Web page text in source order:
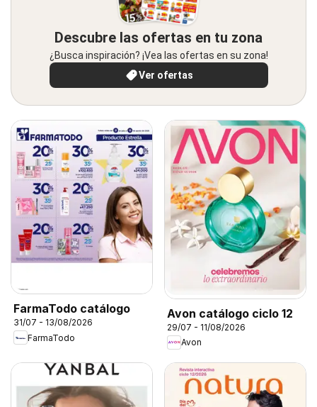
Descubre las ofertas en tu zona
¿Busca inspiración? ¡Vea las ofertas en su zona!
Ver ofertas
FarmaTodo catálogo
31/07 - 13/08/2026
FarmaTodo
Avon catálogo ciclo 12
29/07 - 11/08/2026
Avon